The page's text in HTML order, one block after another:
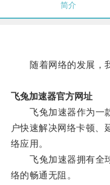
简介
随着网络的发展，我
飞兔加速器官方网址
飞兔加速器作为一款
户快速解决网络卡顿、
络应用。
飞兔加速器拥有全球
络的畅通无阻。